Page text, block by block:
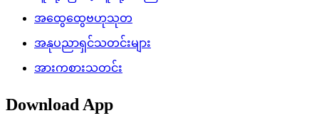
အထွေထွေဗဟုသုတ
အနုပညာရှင်သတင်းများ
အားကစားသတင်း
Download App